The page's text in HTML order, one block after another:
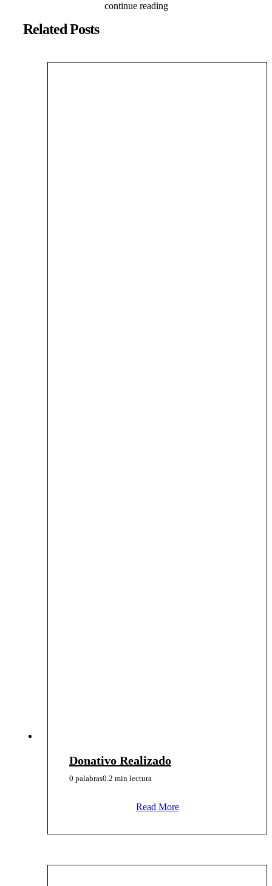
continue reading
Related Posts
Donativo Realizado
0 palabras0.2 min lectura
Read More